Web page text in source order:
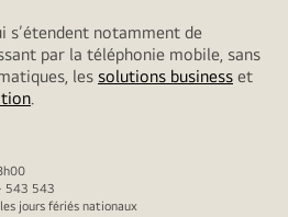
s’étendent notamment de
par la téléphonie mobile, sans
les solutions business et
.
543 543
jours fériés nationaux